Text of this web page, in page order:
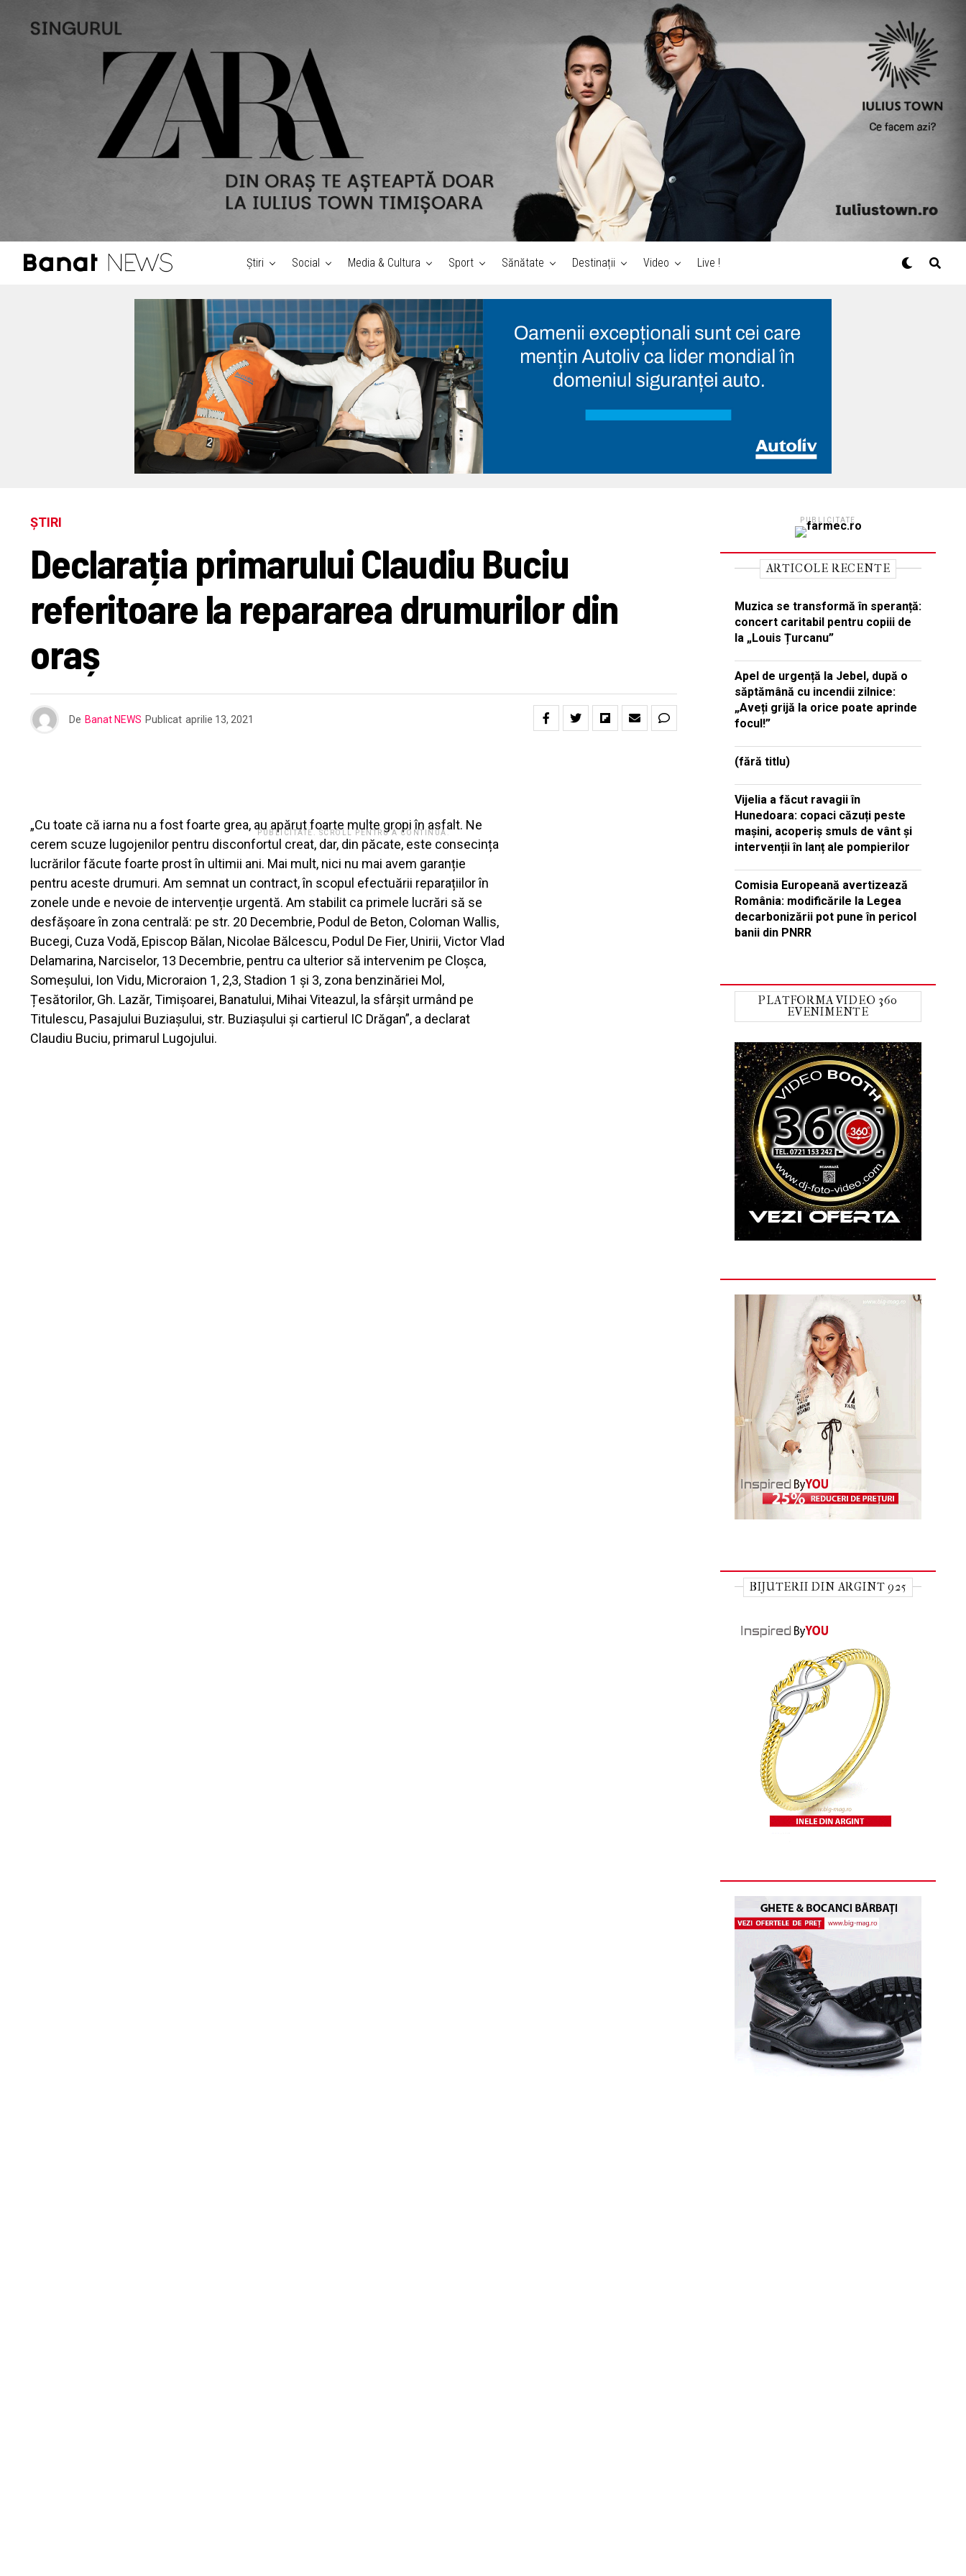
Știri Social Media & Cultura Sport Sănătate Destinații Video Live !
ȘTIRI
Declarația primarului Claudiu Buciu
referitoare la repararea drumurilor din
oraș
De Banat NEWS Publicat aprilie 13, 2021
„Cu toate că iarna nu a fost foarte grea, au apărut foarte multe gropi în asfalt. Ne
cerem scuze lugojenilor pentru disconfortul creat, dar, din păcate, este consecința
lucrărilor făcute foarte prost în ultimii ani. Mai mult, nici nu mai avem garanție
pentru aceste drumuri. Am semnat un contract, în scopul efectuării reparațiilor în
zonele unde e nevoie de intervenție urgentă. Am stabilit ca primele lucrări să se
desfășoare în zona centrală: pe str. 20 Decembrie, Podul de Beton, Coloman Wallis,
Bucegi, Cuza Vodă, Episcop Bălan, Nicolae Bălcescu, Podul De Fier, Unirii, Victor Vlad
Delamarina, Narciselor, 13 Decembrie, pentru ca ulterior să intervenim pe Cloșca,
Someșului, Ion Vidu, Microraion 1, 2,3, Stadion 1 și 3, zona benzinăriei Mol,
Țesătorilor, Gh. Lazăr, Timișoarei, Banatului, Mihai Viteazul, la sfârșit urmând pe
Titulescu, Pasajului Buziașului, str. Buziașului și cartierul IC Drăgan”, a declarat
Claudiu Buciu, primarul Lugojului.
PUBLICITATE. SCROLL PENTRU A CONTINUA.
PUBLICITATE
ARTICOLE RECENTE
Muzica se transformă în speranță:
concert caritabil pentru copiii de
la „Louis Țurcanu”
Apel de urgență la Jebel, după o
săptămână cu incendii zilnice:
„Aveți grijă la orice poate aprinde
focul!”
(fără titlu)
Vijelia a făcut ravagii în
Hunedoara: copaci căzuți peste
mașini, acoperiș smuls de vânt și
intervenții în lanț ale pompierilor
Comisia Europeană avertizează
România: modificările la Legea
decarbonizării pot pune în pericol
banii din PNRR
PLATFORMA VIDEO 360
EVENIMENTE
BIJUTERII DIN ARGINT 925